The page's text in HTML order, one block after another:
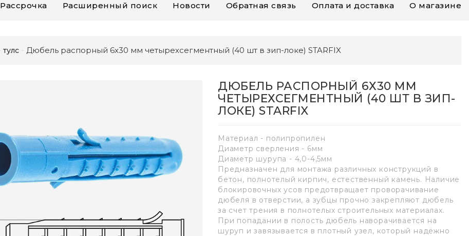
Рассрочка Расширенный поиск Новости Обратная связь Оплата и доставка О магазине
тулс Дюбель распорный 6х30 мм четырехсегментный (40 шт в зип-локе) STARFIX
ДЮБЕЛЬ РАСПОРНЫЙ 6Х30 ММ
ЧЕТЫРЕХСЕГМЕНТНЫЙ (40 ШТ В ЗИП-
ЛОКЕ) STARFIX
Материал - полипропилен
Диаметр сверления - 6мм
Диаметр шурупа - 4,0-4,5мм
Предназначен для монтажа различных конструкций в
бетон, полнотелый кирпич, естественный камень. Наличие
блокировочных усов предотвращает проворачивание
дюбеля в отверстии, а зубцы прочно закрепляют дюбель
за счет трения в полнотелых строительных материалах.
При попадании в полость дюбель наворачивается на
шуруп и завязывается в плотный узел, который надёжно